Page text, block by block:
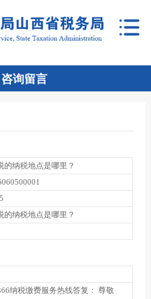
咨询留言
的纳税地点是哪里？
的纳税地点是哪里？
纳税缴费服务热线答复： 尊敬